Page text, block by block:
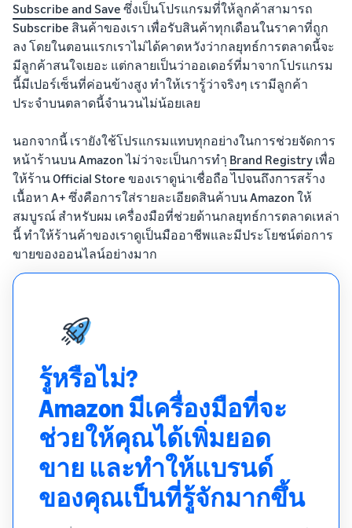
Subscribe and Save ซึ่งเป็นโปรแกรมที่ให้ลูกค้าสามารถ
Subscribe สินค้าของเรา เพื่อรับสินค้าทุกเดือนในราคาที่ถูก
ลง โดยในตอนแรกเราไม่ได้คาดหวังว่ากลยุทธ์การตลาดนี้จะ
มีลูกค้าสนใจเยอะ แต่กลายเป็นว่าออเดอร์ที่มาจากโปรแกรม
นี้มีเปอร์เซ็นที่ค่อนข้างสูง ทำให้เรารู้ว่าจริงๆ เรามีลูกค้า
ประจำบนตลาดนี้จำนวนไม่น้อยเลย
นอกจากนี้ เรายังใช้โปรแกรมแทบทุกอย่างในการช่วยจัดการ
หน้าร้านบน Amazon ไม่ว่าจะเป็นการทำฺ Brand Registry เพื่อ
ให้ร้าน Official Store ของเราดูน่าเชื่อถือ ไปจนถึงการสร้าง
เนื้อหา A+ ซึ่งคือการใส่รายละเอียดสินค้าบน Amazon ให้
สมบูรณ์ สำหรับผม เครื่องมือที่ช่วยด้านกลยุทธ์การตลาดเหล่า
นี้ ทำให้ร้านค้าของเราดูเป็นมืออาชีพและมีประโยชน์ต่อการ
ขายของออนไลน์อย่างมาก
รู้หรือไม่?
Amazon มีเครื่องมือที่จะ
ช่วยให้คุณได้เพิ่มยอด
ขาย และทำให้แบรนด์
ของคุณเป็นที่รู้จักมากขึ้น